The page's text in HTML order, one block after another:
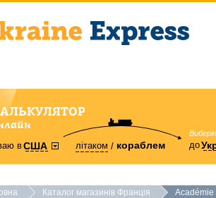
вСША літаком кораблем до
Каталог магазинів Франція Académie